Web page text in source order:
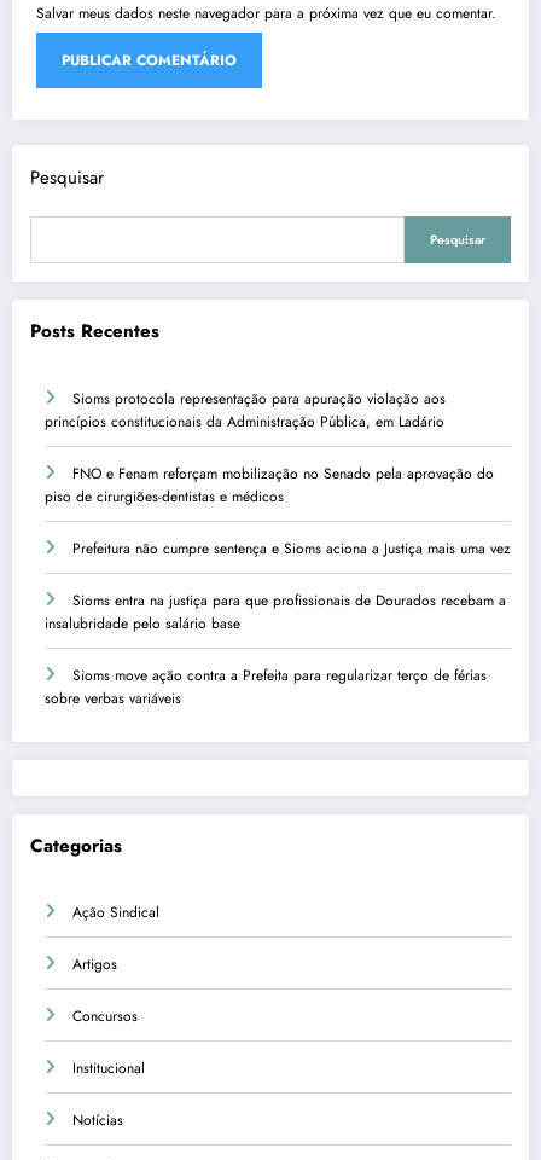
Salvar meus dados neste navegador para a próxima vez que eu comentar.
Pesquisar
Pesquisar
Posts Recentes
Sioms protocola representação para apuração violação aos
princípios constitucionais da Administração Pública, em Ladário
FNO e Fenam reforçam mobilização no Senado pela aprovação do
piso de cirurgiões-dentistas e médicos
Prefeitura não cumpre sentença e Sioms aciona a Justiça mais uma vez
Sioms entra na justiça para que profissionais de Dourados recebam a
insalubridade pelo salário base
Sioms move ação contra a Prefeita para regularizar terço de férias
sobre verbas variáveis
Categorias
Ação Sindical
Artigos
Concursos
Institucional
Notícias